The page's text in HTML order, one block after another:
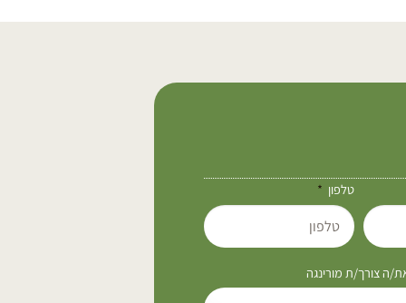
טלפון
ה צורך/ת מורינגה